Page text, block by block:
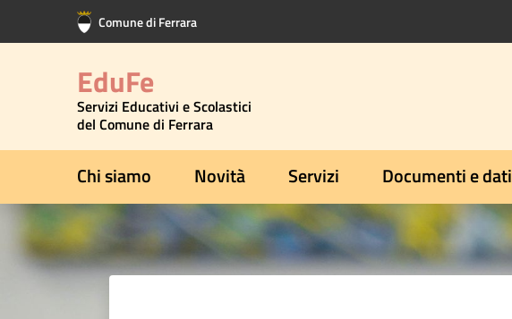
Vai al contenuto principale
Vai al footer Comune di Ferrara
EduFe
Servizi Educativi e Scolastici
del Comune di Ferrara
Chi siamo Novità Servizi Documenti e dati